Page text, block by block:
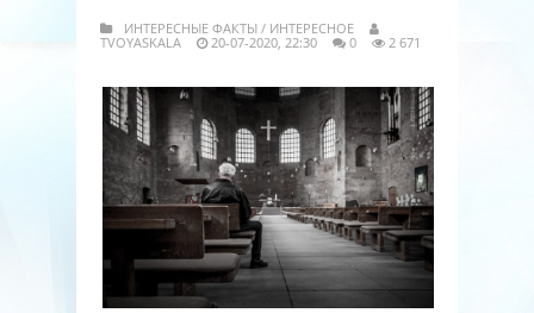
ИНТЕРЕСНЫЕ ФАКТЫ / ИНТЕРЕСНОЕ
TVOYASKALA
20-07-2020, 22:30 0 2 671